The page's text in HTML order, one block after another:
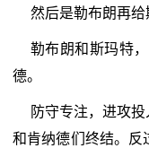
然后是勒布朗再给
勒布朗和斯玛特
德。
防守专注，进攻
和肯纳德们终结。反